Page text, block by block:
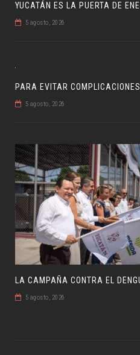
YUCATÁN ES LA PUERTA DE
5 agosto, 2026
PARA EVITAR
5 agosto, 2026
5 agosto, 2026